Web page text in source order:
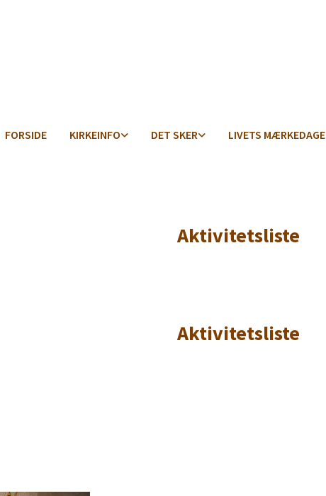
FORSIDE KIRKEINFO DET SKER LIVETS MÆRKEDAGE
Aktivitetsliste
Aktivitetsliste